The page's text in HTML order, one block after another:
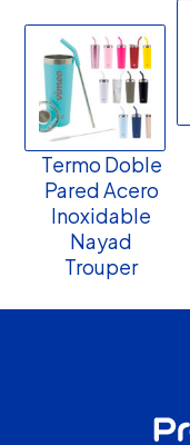
Termo Doble
Pared Acero
Inoxidable
Nayad
Trouper